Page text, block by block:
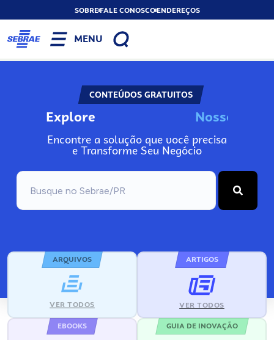
SOBREFALE CONOSCOENDEREÇOS
MENU
CONTEÚDOS GRATUITOS
Explore No
Encontre a solução que você precisa
e Transforme Seu Negócio
ARQUIVOS
VER TODOS
ARTIGOS
VER TODOS
EBOOKS GUIA DE INOVAÇÃO